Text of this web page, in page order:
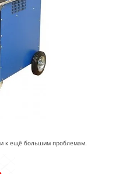
к ещё большим проблемам.